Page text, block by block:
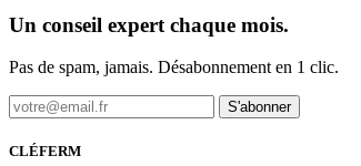
Un conseil expert chaque mois.
Pas de spam, jamais. Désabonnement en 1 clic.
S'abonner
CLÉFERM